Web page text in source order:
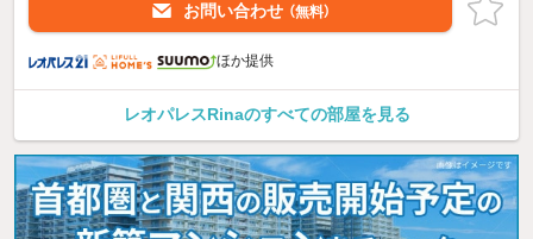
お問い合わせ （無料）
ほか提供
レオパレスRinaのすべての部屋を見る